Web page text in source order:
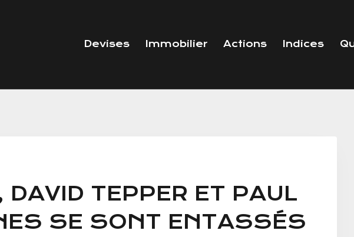
Devises Immobilier Actions Indices
DAVID TEPPER ET PAUL
SE SONT ENTASSÉS